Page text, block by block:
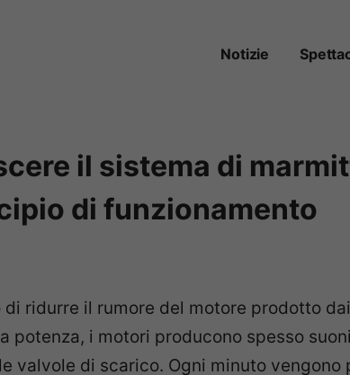
Notizie
il sistema di
di funzionamento
ridurre il rumore del motore prodotto
potenza, i motori producono spesso
valvole di scarico. Ogni minuto vengono